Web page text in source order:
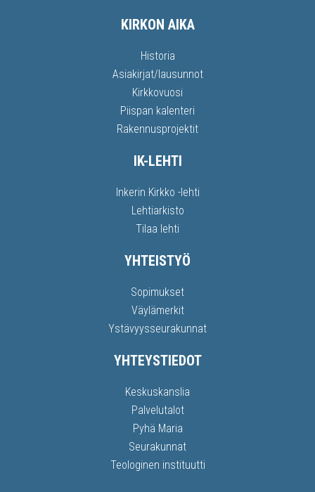
KIRKON AIKA
Historia
Asiakirjat/lausunnot
Kirkkovuosi
Piispan kalenteri
Rakennusprojektit
IK-LEHTI
Inkerin Kirkko -lehti
Lehtiarkisto
Tilaa lehti
YHTEISTYÖ
Sopimukset
Väylämerkit
Ystävyysseurakunnat
YHTEYSTIEDOT
Keskuskanslia
Palvelutalot
Pyhä Maria
Seurakunnat
Teologinen instituutti